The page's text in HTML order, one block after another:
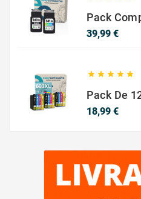
39,99 €Precio
    
18,99 €Precio